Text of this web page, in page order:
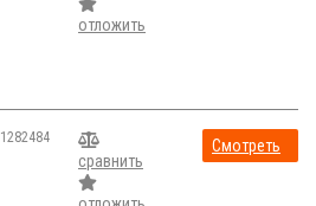
отложить
1282484
сравнить
Смотреть
стоимость